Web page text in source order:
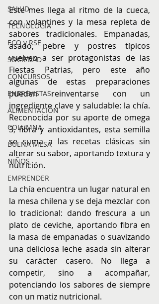
SALUD
TECNOLOGÍA
ECO y RSE
SOCIEDAD
CONCURSOS
ENTREVISTAS
ALIMENTACIÓN
COLUMNA
BUENA MESA
NIÑOS
EMPRENDER
Este mes llega al ritmo de la cueca,
con volantines y la mesa repleta de
sabores tradicionales. Empanadas,
asado, pebre y postres típicos
vuelven a ser protagonistas de las
Fiestas Patrias, pero este año
algunas de estas preparaciones
pueden reinventarse con un
ingrediente clave y saludable: la chía.
Reconocida por su aporte de omega
3, fibra y antioxidantes, esta semilla
se suma a las recetas clásicas sin
alterar su sabor, aportando textura y
nutrición.
La chía encuentra un lugar natural en
la mesa chilena y se deja mezclar con
lo tradicional: dando frescura a un
plato de ceviche, aportando fibra en
la masa de empanadas o suavizando
una deliciosa leche asada sin alterar
su carácter casero. No llega a
competir, sino a acompañar,
potenciando los sabores de siempre
con un matiz nutricional.